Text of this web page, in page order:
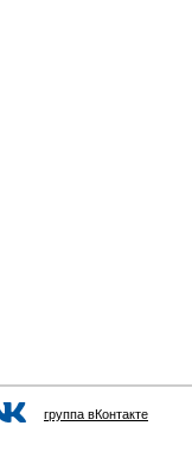
группа вКонтакте